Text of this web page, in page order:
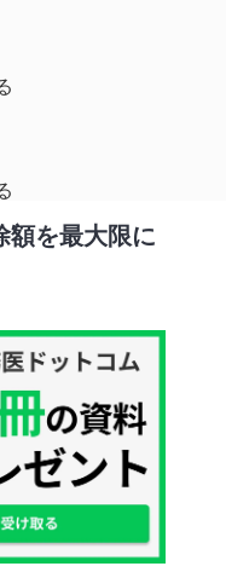
を最大限に増やすには？
額を最大限に